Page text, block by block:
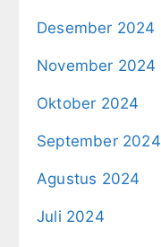
Desember 2024
November 2024
Oktober 2024
September 2024
Agustus 2024
Juli 2024